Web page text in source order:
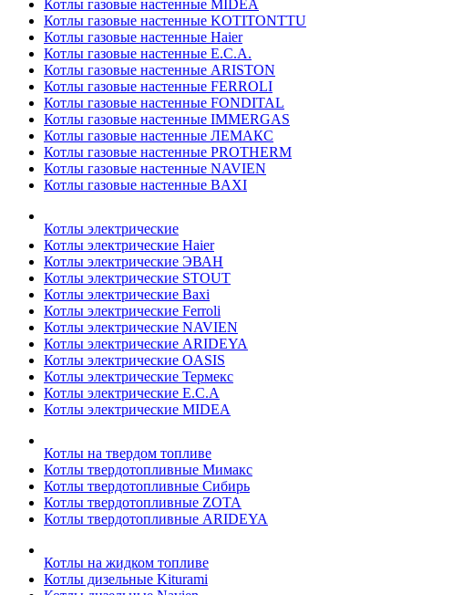
Котлы газовые настенные MIDEA
Котлы газовые настенные KOTITONTTU
Котлы газовые настенные Haier
Котлы газовые настенные E.C.A.
Котлы газовые настенные ARISTON
Котлы газовые настенные FERROLI
Котлы газовые настенные FONDITAL
Котлы газовые настенные IMMERGAS
Котлы газовые настенные ЛЕМАКС
Котлы газовые настенные PROTHERM
Котлы газовые настенные NAVIEN
Котлы газовые настенные BAXI
Котлы электрические
Котлы электрические Haier
Котлы электрические ЭВАН
Котлы электрические STOUT
Котлы электрические Baxi
Котлы электрические Ferroli
Котлы электрические NAVIEN
Котлы электрические ARIDEYA
Котлы электрические OASIS
Котлы электрические Термекс
Котлы электрические E.C.A
Котлы электрические MIDEA
Котлы на твердом топливе
Котлы твердотопливные Мимакс
Котлы твердотопливные Сибирь
Котлы твердотопливные ZOTA
Котлы твердотопливные ARIDEYA
Котлы на жидком топливе
Котлы дизельные Kiturami